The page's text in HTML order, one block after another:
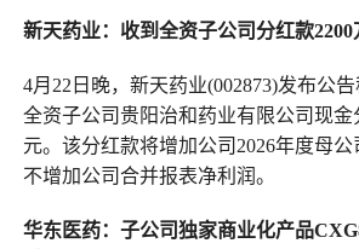
新天药业：收到全资子公司分红款2200
4月22日晚，新天药业(002873)发布公
全资子公司贵阳治和药业有限公司现金
元。该分红款将增加公司2026年度母
不增加公司合并报表净利润。
华东医药：子公司独家商业化产品